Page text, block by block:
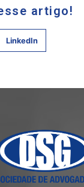
artigo!
LinkedIn